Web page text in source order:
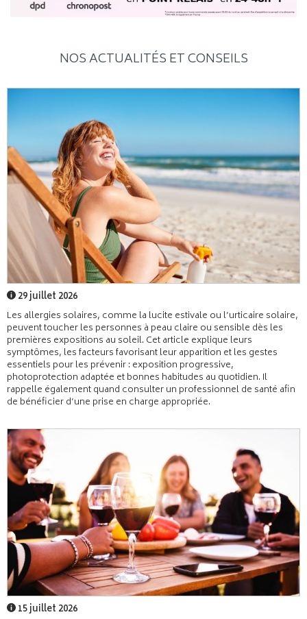
NOS ACTUALITÉS ET CONSEILS
29 juillet 2026
Les allergies solaires, comme la lucite estivale ou l’urticaire solaire,
peuvent toucher les personnes à peau claire ou sensible dès les
premières expositions au soleil. Cet article explique leurs
symptômes, les facteurs favorisant leur apparition et les gestes
essentiels pour les prévenir : exposition progressive,
photoprotection adaptée et bonnes habitudes au quotidien. Il
rappelle également quand consulter un professionnel de santé afin
de bénéficier d’une prise en charge appropriée.
15 juillet 2026